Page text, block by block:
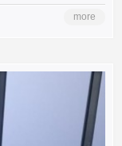
more